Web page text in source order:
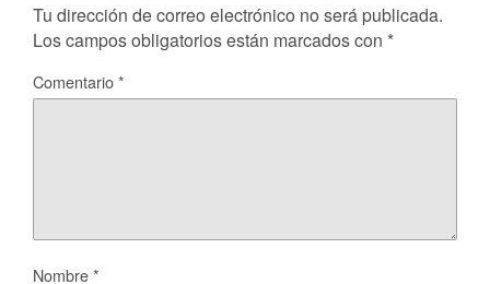
Tu dirección de correo electrónico no será publicada.
Los campos obligatorios están marcados con *
Comentario*
Nombre*